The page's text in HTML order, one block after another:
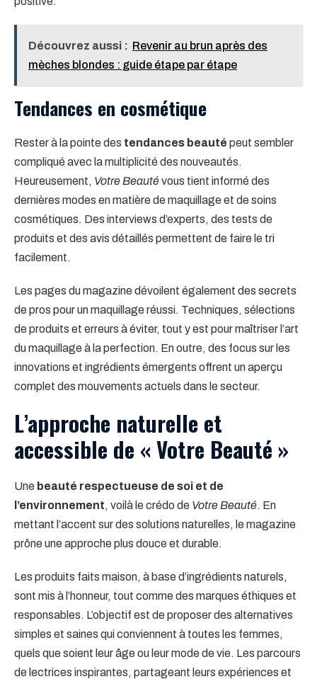
Découvrez aussi : Revenir au brun après des
mèches blondes : guide étape par étape
Tendances en cosmétique
Rester à la pointe des tendances beauté peut sembler
compliqué avec la multiplicité des nouveautés.
Heureusement, Votre Beautévous tient informé des
dernières modes en matière de maquillage et de soins
cosmétiques. Des interviews d’experts, des tests de
produits et des avis détaillés permettent de faire le tri
facilement.
Les pages du magazine dévoilent également des secrets
de pros pour un maquillage réussi. Techniques, sélections
de produits et erreurs à éviter, tout y est pour maîtriser l’art
du maquillage à la perfection. En outre, des focus sur les
innovations et ingrédients émergents offrent un aperçu
complet des mouvements actuels dans le secteur.
L’approche naturelle et
accessible de « Votre Beauté »
Une beauté respectueuse de soi et de
l’environnement, voilà le crédo de Votre Beauté. En
mettant l’accent sur des solutions naturelles, le magazine
prône une approche plus douce et durable.
Les produits faits maison, à base d’ingrédients naturels,
sont mis à l’honneur, tout comme des marques éthiques et
responsables. L’objectif est de proposer des alternatives
simples et saines qui conviennent à toutes les femmes,
quels que soient leur âge ou leur mode de vie. Les parcours
de lectrices inspirantes, partageant leurs expériences et